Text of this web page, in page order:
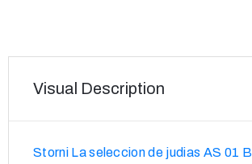
Visual Description
Storni La seleccion de judias AS 01